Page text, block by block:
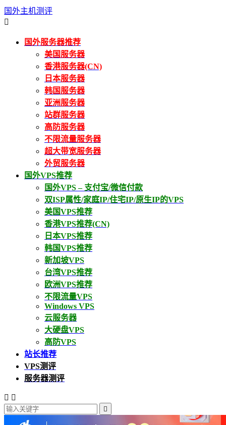
国外主机测评

国外服务器推荐
美国服务器
香港服务器(CN)
日本服务器
韩国服务器
亚洲服务器
站群服务器
高防服务器
不限流量服务器
超大带宽服务器
外贸服务器
国外VPS推荐
国外VPS – 支付宝/微信付款
双ISP属性/家庭IP/住宅IP/原生IP的VPS
美国VPS推荐
香港VPS推荐(CN)
日本VPS推荐
韩国VPS推荐
新加坡VPS
台湾VPS推荐
欧洲VPS推荐
不限流量VPS
Windows VPS
云服务器
大硬盘VPS
高防VPS
站长推荐
VPS测评
服务器测评
 
